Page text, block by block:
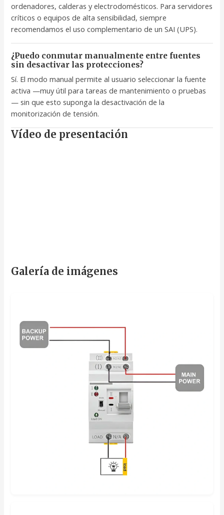
ordenadores, calderas y electrodomésticos. Para servidores
críticos o equipos de alta sensibilidad, siempre
recomendamos el uso complementario de un SAI (UPS).
¿Puedo conmutar manualmente entre fuentes
sin desactivar las protecciones?
Sí. El modo manual permite al usuario seleccionar la fuente
activa —muy útil para tareas de mantenimiento o pruebas
— sin que esto suponga la desactivación de la
monitorización de tensión.
Vídeo de presentación
Galería de imágenes